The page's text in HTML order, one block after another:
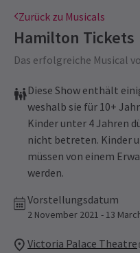
Zurück zu Musicals
Hamilton Tickets
Das erfolgreiche Musical
Diese Show enthält
weshalb sie für 10+
Kinder unter 4 Jahren
nicht betreten. Kinder
müssen von einem
werden.
Vorstellungsdatum
2 November 2021 - 13
Victoria Palace Theatre